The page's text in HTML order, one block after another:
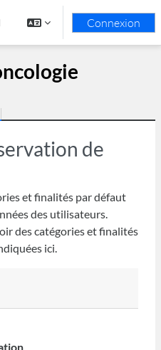
Connexion
de
et finalités par défaut
des utilisateurs.
des catégories et finalités
ici.